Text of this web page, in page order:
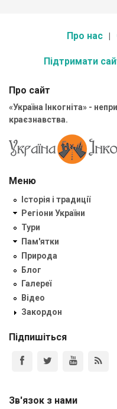
Про нас
Підтримати
Про сайт
«Україна Інкогніта» -
краєзнавства.
Меню
Історія і традиції
Регіони України
Тури
Пам'ятки
Природа
Блог
Галереї
Відео
Закордон
Підпишіться
Зв'язок з нами